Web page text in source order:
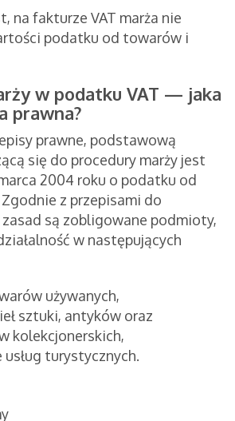
na fakturze VAT marża nie
podatku od towarów i
w podatku VAT — jaka
prawna?
prawne, podstawową
się do procedury marży jest
2004 roku o podatku od
z przepisami do
są zobligowane podmioty,
w następujących
używanych,
sztuki, antyków oraz
kolekcjonerskich,
usług turystycznych.